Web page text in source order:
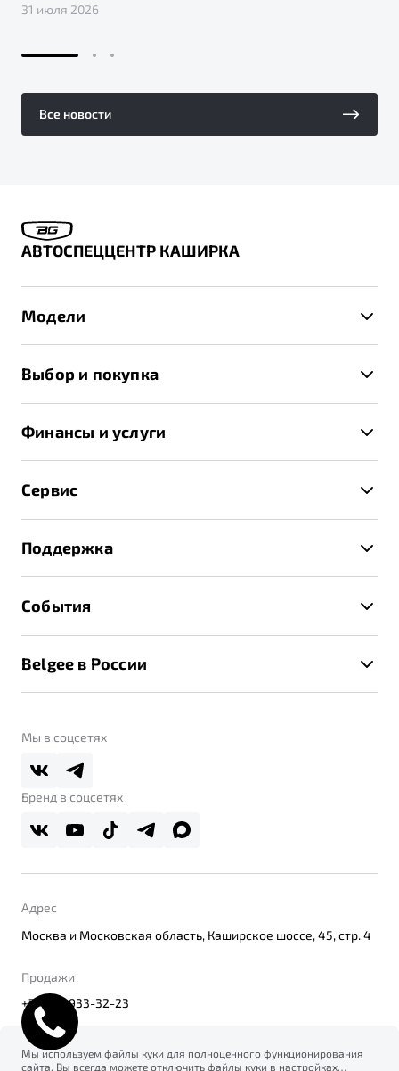
31 июля 2026
Все новости
АВТОСПЕЦЦЕНТР КАШИРКА
Модели
X70
Выбор и покупка
Спецпредложения и Акции
Записаться на тест-драйв
Получить предложение
Финансы и услуги
Трейд-ин
Страхование
Расчет КАСКО
Сервис
Руководство по эксплуатации
Техническое обслуживание
Калькулятор ТО
Поддержка
Помощь на дорогах
Belgee Линк
Belgee Плюс
Реферальная программа
События
Контакты
Belgee в России
О дилерском центре
Правовая информация
Мы в соцсетях
Бренд в соцсетях
Адрес
Москва и Московская область, Каширское шоссе, 45, стр. 4
Продажи
+7(495) 933-32-23
© 2026
Мы используем файлы куки для полноценного функционирования
сайта. Вы всегда можете отключить файлы куки в настройках